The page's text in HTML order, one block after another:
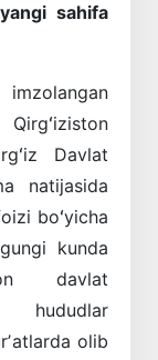
sahifa
Davlat
natijasida
boʻyicha
kunda
davlat
hududlar
olib